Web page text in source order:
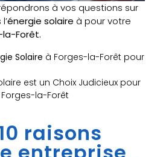
à vos questions sur
énergie solaire à pour votre
Forêt.
Solaire à Forges-la-Forêt pour
est un Choix Judicieux pour
la-Forêt
raisons